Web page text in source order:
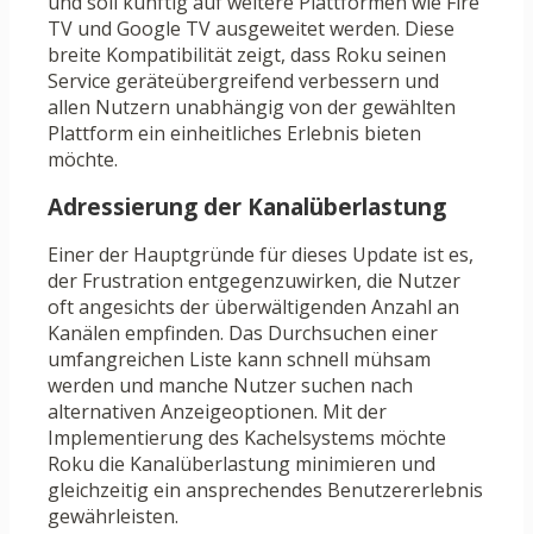
TV und Google TV ausgeweitet werden. Diese
breite Kompatibilität zeigt, dass Roku seinen
Service geräteübergreifend verbessern und
allen Nutzern unabhängig von der gewählten
Plattform ein einheitliches Erlebnis bieten
möchte.
Adressierung der Kanalüberlastung
Einer der Hauptgründe für dieses Update ist es,
der Frustration entgegenzuwirken, die Nutzer
oft angesichts der überwältigenden Anzahl an
Kanälen empfinden. Das Durchsuchen einer
umfangreichen Liste kann schnell mühsam
werden und manche Nutzer suchen nach
alternativen Anzeigeoptionen. Mit der
Implementierung des Kachelsystems möchte
Roku die Kanalüberlastung minimieren und
gleichzeitig ein ansprechendes Benutzererlebnis
gewährleisten.